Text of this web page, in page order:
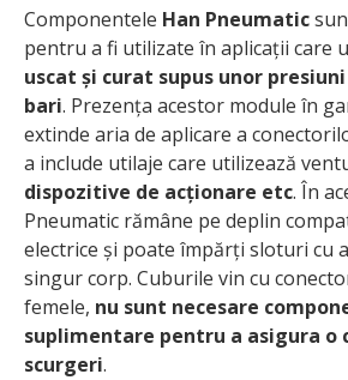
Componentele Han Pneumatic
pentru a fi utilizate în aplicații care
uscat și curat supus unor
bari. Prezența acestor module în
extinde aria de aplicare a
a include utilaje care utilizează
dispozitive de acționare etc. În
Pneumatic rămâne pe deplin
electrice și poate împărți sloturi cu
singur corp. Cuburile vin cu
femele, nu sunt necesare
suplimentare pentru a asigura o
scurgeri.